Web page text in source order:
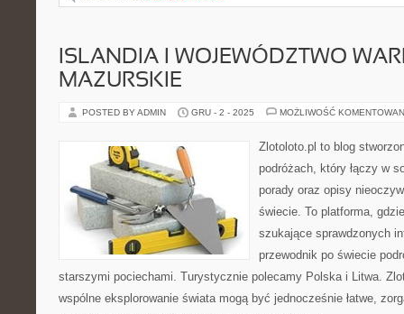
ISLANDIA I WOJEWÓDZTWO
MAZURSKIE
POSTED BY ADMIN GRU - 2 - 2025 MOŻLIWOŚĆ
Zlotoloto.pl to blog
podróżach, który łączy w
porady oraz opisy
świecie. To platforma,
szukające sprawdzonych
przewodnik po świecie
starszymi pociechami. Turystycznie polecamy Polska i Litwa.
wspólne eksplorowanie świata mogą być jednocześnie łatwe,